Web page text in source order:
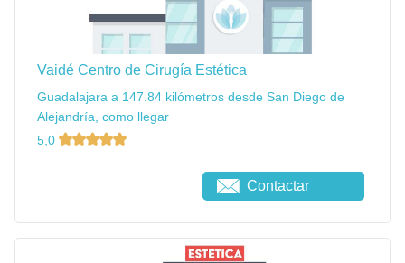
Vaidé Centro de Cirugía Estética
Guadalajara a 147.84 kilómetros desde San Diego de
Alejandría, como llegar
5,0
Contactar